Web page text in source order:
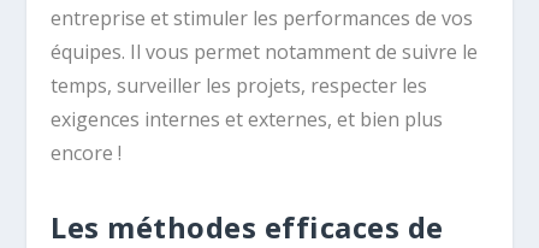
entreprise et stimuler les performances de vos
équipes. Il vous permet notamment de suivre le
temps, surveiller les projets, respecter les
exigences internes et externes, et bien plus
encore !
Les méthodes efficaces de